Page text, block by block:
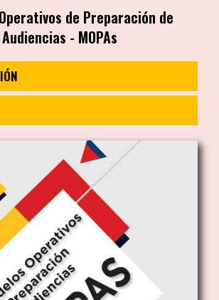
de Preparación de
Audiencias - MOPAs